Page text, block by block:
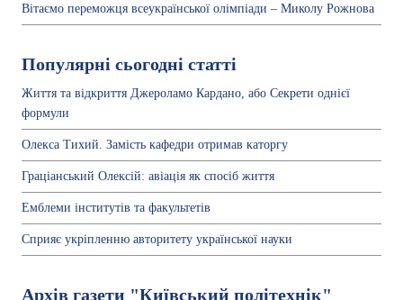
Вітаємо переможця всеукраїнської олімпіади – Миколу Рожнова
Популярні сьогодні статті
Життя та відкриття Джероламо Кардано, або Секрети однієї
формули
Олекса Тихий. Замість кафедри отримав каторгу
Граціанський Олексій: авіація як спосіб життя
Емблеми інститутів та факультетів
Сприяє укріпленню авторитету української науки
Архів газети "Київський політехнік"